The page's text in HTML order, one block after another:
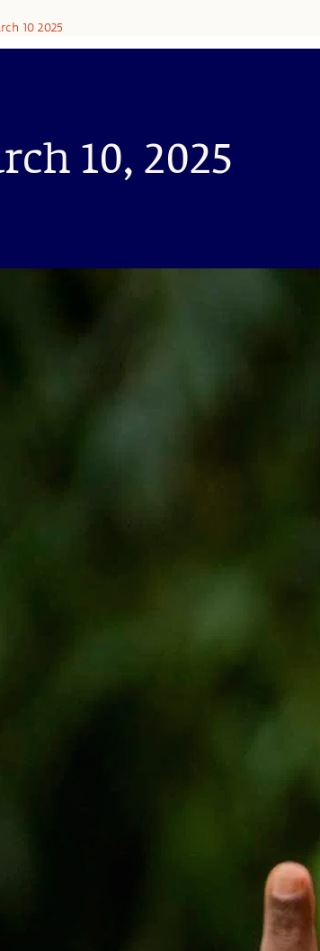
10 2025
10, 2025